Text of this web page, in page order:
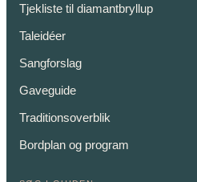
Tjekliste til diamantbryllup
Taleidéer
Sangforslag
Gaveguide
Traditionsoverblik
Bordplan og program